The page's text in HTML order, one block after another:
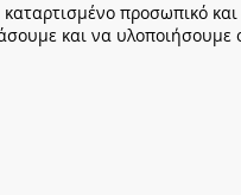
προσωπικό
και να υλοποιήσουμε